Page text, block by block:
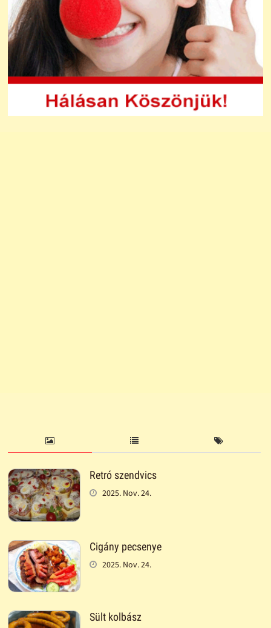
Retró szendvics
2025. Nov. 24.
Cigány pecsenye
2025. Nov. 24.
Sült kolbász